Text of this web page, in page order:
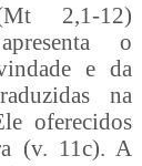
2,1-12)
o
e da
na
oferecidos
(v. 11c). A